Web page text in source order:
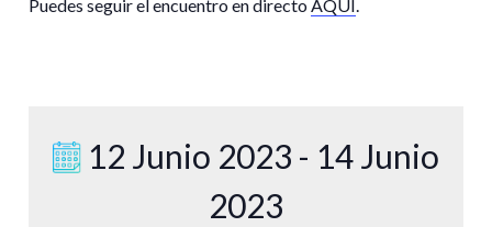
Puedes seguir el encuentro en directo AQUÍ.
12 Junio 2023 - 14 Junio
2023